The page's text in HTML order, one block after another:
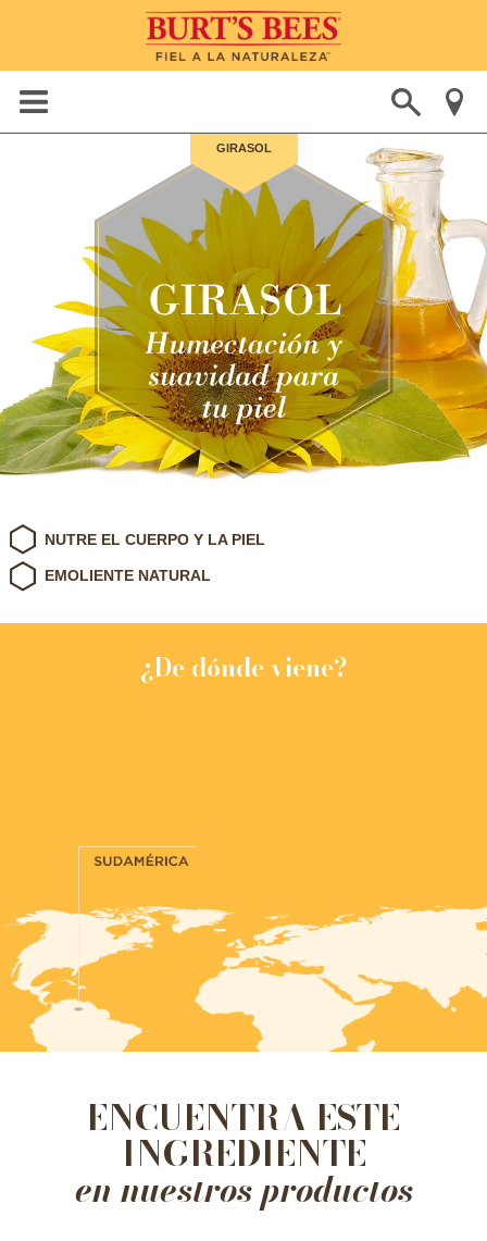
GIRASOL
NUTRE EL CUERPO Y LA PIEL
EMOLIENTE NATURAL
¿De dónde viene?
ENCUENTRA ESTE
INGREDIENTE
en nuestros productos